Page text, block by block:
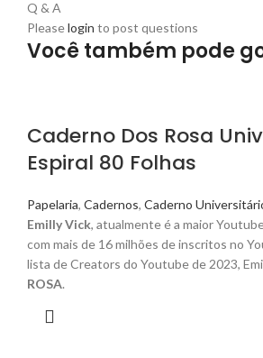
Q & A
Pleaselogin to post questions
Você também pode
Caderno Dos Rosa
Espiral 80 Folhas
Papelaria, Cadernos, Caderno
Emilly Vick, atualmente é a maior
com mais de 16 milhões de inscritos no
lista de Creators do Youtube de 2023,
ROSA.